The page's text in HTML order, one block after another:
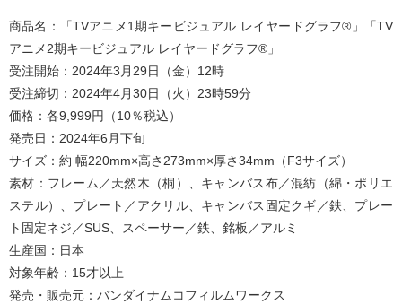
商品名：「TVアニメ1期キービジュアル レイヤードグラフ®」「TV
アニメ2期キービジュアル レイヤードグラフ®」
受注開始：2024年3月29日（金）12時
受注締切：2024年4月30日（火）23時59分
価格：各9,999円（10％税込）
発売⽇：2024年6⽉下旬
サイズ：約 幅220mm×高さ273mm×厚さ34mm（F3サイズ）
素材：フレーム／天然木（桐）、キャンバス布／混紡（綿・ポリエ
ステル）、プレート／アクリル、キャンバス固定クギ／鉄、プレー
ト固定ネジ／SUS、スペーサー／鉄、銘板／アルミ
生産国：日本
対象年齢：15才以上
発売・販売元：バンダイナムコフィルムワークス